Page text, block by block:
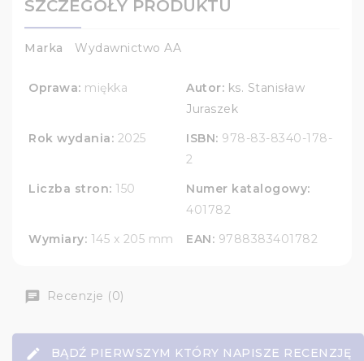
SZCZEGÓŁY PRODUKTU
Marka Wydawnictwo AA
Oprawa: miękka Autor: ks. Stanisław
Juraszek
Rok wydania: 2025 ISBN: 978-83-8340-178-
2
Liczba stron: 150
Numer katalogowy:
401782
Wymiary: 145 x 205 mm EAN: 9788383401782
Recenzje (0)
BĄDŹ PIERWSZYM KTÓRY NAPISZE RECENZJĘ